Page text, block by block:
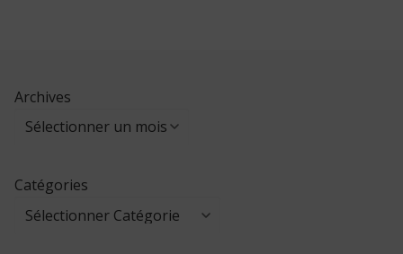
Archives
Catégories